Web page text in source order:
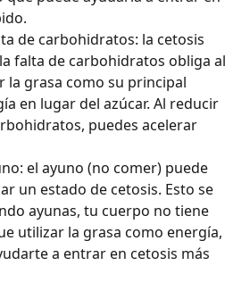
de carbohidratos: la cetosis
falta de carbohidratos obliga al
la grasa como su principal
en lugar del azúcar. Al reducir
puedes acelerar
el ayuno (no comer) puede
un estado de cetosis. Esto se
ayunas, tu cuerpo no tiene
utilizar la grasa como energía,
a entrar en cetosis más